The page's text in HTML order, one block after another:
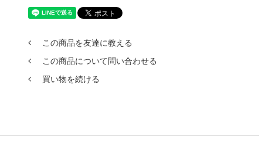
この商品を友達に教える
この商品について問い合わせる
買い物を続ける